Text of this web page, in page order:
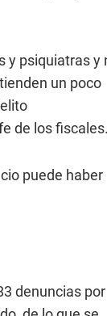
y psiquiatras y
un poco
de los fiscales.
puede haber
denuncias por